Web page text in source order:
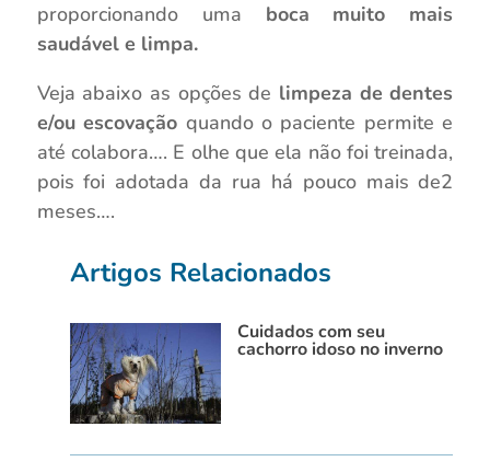
proporcionando uma boca muito mais
saudável e limpa.
Veja abaixo as opções de limpeza de dentes
e/ou escovação quando o paciente permite e
até colabora…. E olhe que ela não foi treinada,
pois foi adotada da rua há pouco mais de2
meses….
Artigos Relacionados
Cuidados com seu
cachorro idoso no inverno